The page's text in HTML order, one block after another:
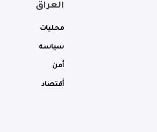
العراق
محليات
سياسة
أمن
أقتصاد